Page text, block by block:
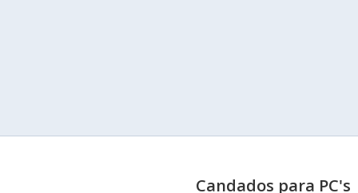
Candados para PC's